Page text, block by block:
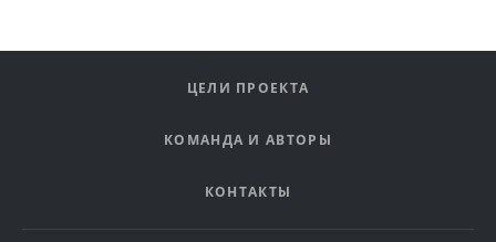
ЦЕЛИ ПРОЕКТА
КОМАНДА И АВТОРЫ
КОНТАКТЫ